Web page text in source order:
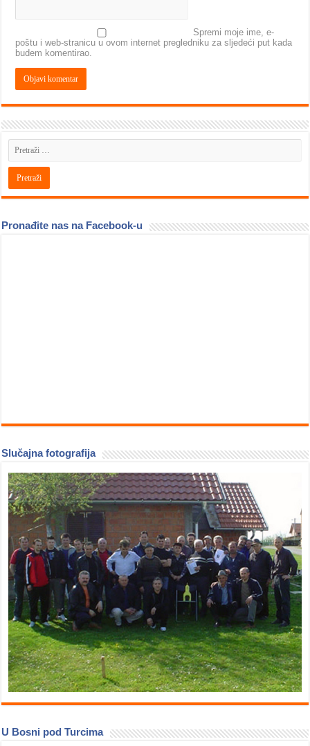
Spremi moje ime, e-
poštu i web-stranicu u ovom internet pregledniku za sljedeći put kada
budem komentirao.
Pronađite nas na Facebook-u
Slučajna fotografija
U Bosni pod Turcima